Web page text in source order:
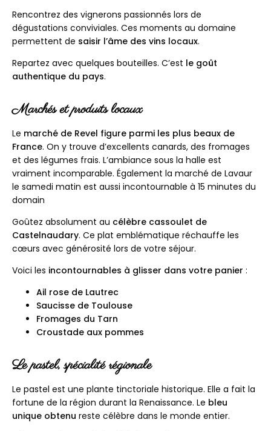
Rencontrez des vignerons passionnés lors de
dégustations conviviales. Ces moments au domaine
permettent de saisir l’âme des vins locaux.
Repartez avec quelques bouteilles. C’est le goût
authentique du pays.
Marchés et produits locaux
Le marché de Revel figure parmi les plus beaux de
France. On y trouve d’excellents canards, des fromages
et des légumes frais. L’ambiance sous la halle est
vraiment incomparable. Également la marché de Lavaur
le samedi matin est aussi incontournable à 15 minutes du
domain
Goûtez absolument au célèbre cassoulet de
Castelnaudary. Ce plat emblématique réchauffe les
cœurs avec générosité lors de votre séjour.
Voici les incontournables à glisser dans votre panier :
Ail rose de Lautrec
Saucisse de Toulouse
Fromages du Tarn
Croustade aux pommes
Le pastel, spécialité régionale
Le pastel est une plante tinctoriale historique. Elle a fait la
fortune de la région durant la Renaissance. Le bleu
unique obtenu reste célèbre dans le monde entier.